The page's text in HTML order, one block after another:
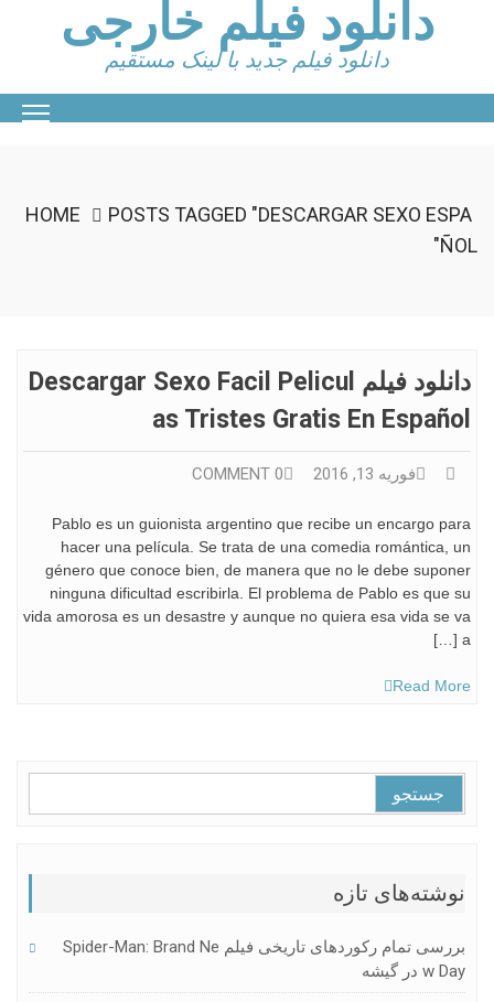
دانلود فیلم خارجی
دانلود فیلم جدید با لینک مستقیم
HOME
POSTS TAGGED "DESCARGAR SEXO ESPA
ÑOL"
دانلود فیلم Descargar Sexo Facil Pelicul
As Tristes Gratis En Español
فوریه 13, 2016 0 COMMENT
Pablo es un guionista argentino que recibe un encargo para
hacer una película. Se trata de una comedia romántica, un
género que conoce bien, de manera que no le debe suponer
ninguna dificultad escribirla. El problema de Pablo es que su
vida amorosa es un desastre y aunque no quiera esa vida se va
a […]
Read More
برای:
نوشته‌های تازه
بررسی تمام رکوردهای تاریخی فیلم Spider-Man: Brand Ne
W Day در گیشه